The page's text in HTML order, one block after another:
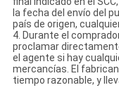
la fecha del envío del
país de origen,
4. Durante el
proclamar
el agente si hay
mercancías. El
tiempo razonable, y